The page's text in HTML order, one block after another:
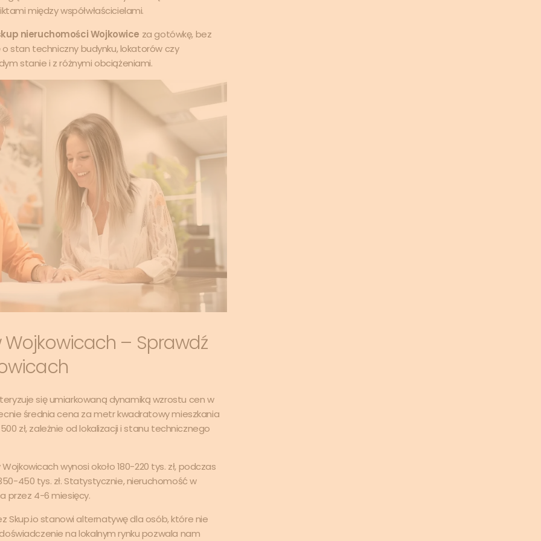
między współwłaścicielami.
nieruchomości Wojkowice za gotówkę, bez
stan techniczny budynku, lokatorów czy
stanie i z różnymi obciążeniami.
– Sprawdź
się umiarkowaną dynamiką wzrostu cen w
średnia cena za metr kwadratowy mieszkania
zł, zależnie od lokalizacji i stanu technicznego
wynosi około 180-220 tys. zł, podczas
450 tys. zł. Statystycznie, nieruchomość w
przez 4-6 miesięcy.
Skup.io stanowi alternatywę dla osób, które nie
na lokalnym rynku pozwala nam